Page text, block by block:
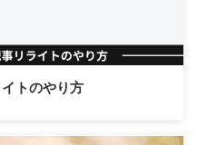
トのやり方